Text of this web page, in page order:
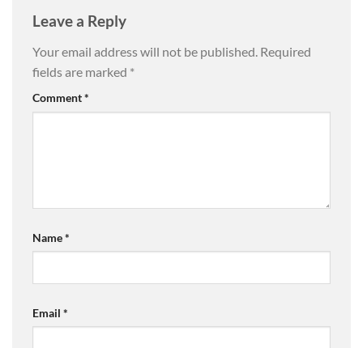
Leave a Reply
Your email address will not be published. Required
fields are marked *
Comment*
Name*
Email *